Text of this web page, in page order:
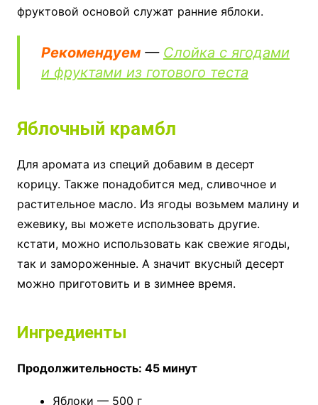
фруктовой основой служат ранние яблоки.
Рекомендуем— Слойка с ягодами
и фруктами из готового теста
Яблочный крамбл
Для аромата из специй добавим в десерт
корицу. Также понадобится мед, сливочное и
растительное масло. Из ягоды возьмем малину и
ежевику, вы можете использовать другие.
кстати, можно использовать как свежие ягоды,
так и замороженные. А значит вкусный десерт
можно приготовить и в зимнее время.
Ингредиенты
Продолжительность: 45 минут
Яблоки — 500 г